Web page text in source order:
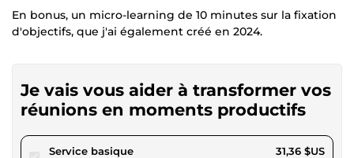
En bonus, un micro-learning de 10 minutes sur la fixation
d'objectifs, que j'ai également créé en 2024.
Je vais vous aider à transformer vos
réunions en moments productifs
Service basiquepour 28,90 $US 31,36 $US